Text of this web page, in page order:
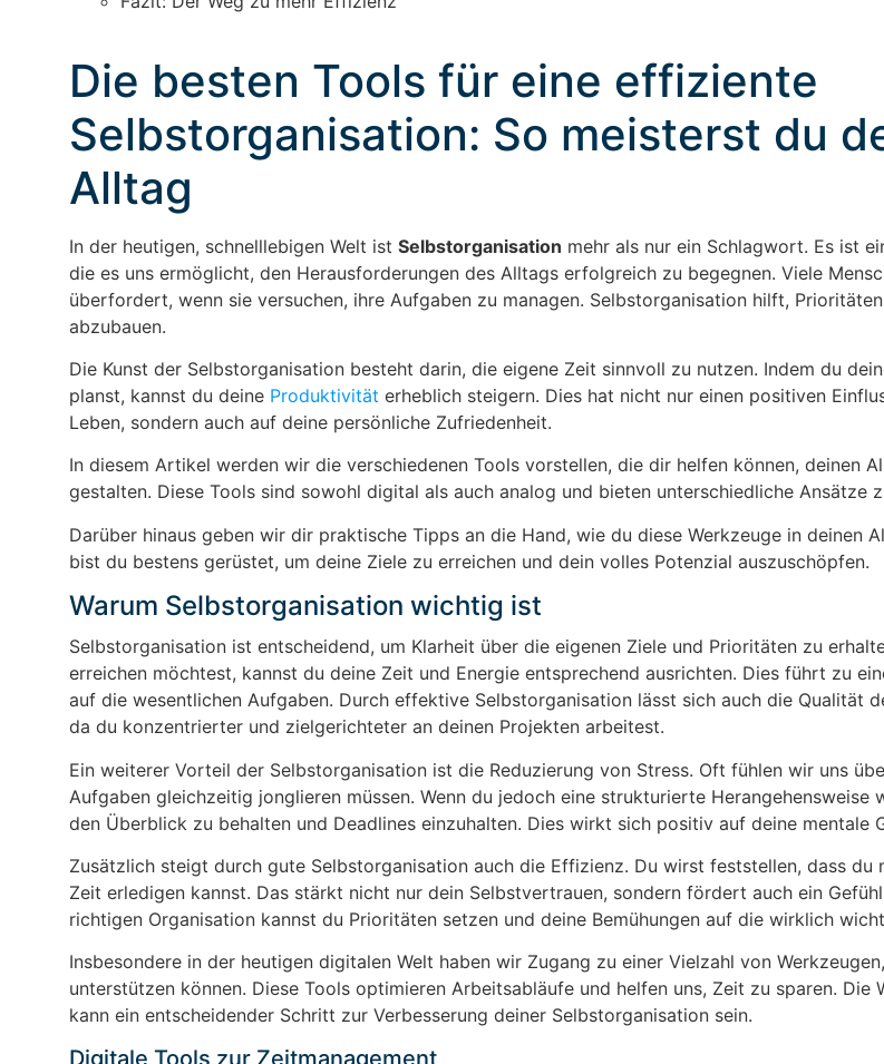
Die besten Tools für eine effiziente
Selbstorganisation: So meisterst du
Alltag
In der heutigen, schnelllebigen Welt ist Selbstorganisation mehr als nur ein Schlagwort. Es ist
die es uns ermöglicht, den Herausforderungen des Alltags erfolgreich zu begegnen. Viele
überfordert, wenn sie versuchen, ihre Aufgaben zu managen. Selbstorganisation hilft,
abzubauen.
Die Kunst der Selbstorganisation besteht darin, die eigene Zeit sinnvoll zu nutzen. Indem du
planst, kannst du deine Produktivität erheblich steigern. Dies hat nicht nur einen positiven
Leben, sondern auch auf deine persönliche Zufriedenheit.
In diesem Artikel werden wir die verschiedenen Tools vorstellen, die dir helfen können, deinen
gestalten. Diese Tools sind sowohl digital als auch analog und bieten unterschiedliche Ansätze
Darüber hinaus geben wir dir praktische Tipps an die Hand, wie du diese Werkzeuge in deinen
bist du bestens gerüstet, um deine Ziele zu erreichen und dein volles Potenzial auszuschöpfen.
Warum Selbstorganisation wichtig ist
Selbstorganisation ist entscheidend, um Klarheit über die eigenen Ziele und Prioritäten zu
erreichen möchtest, kannst du deine Zeit und Energie entsprechend ausrichten. Dies führt zu
auf die wesentlichen Aufgaben. Durch effektive Selbstorganisation lässt sich auch die Qualität
da du konzentrierter und zielgerichteter an deinen Projekten arbeitest.
Ein weiterer Vorteil der Selbstorganisation ist die Reduzierung von Stress. Oft fühlen wir uns
Aufgaben gleichzeitig jonglieren müssen. Wenn du jedoch eine strukturierte Herangehensweise
den Überblick zu behalten und Deadlines einzuhalten. Dies wirkt sich positiv auf deine mentale
Zusätzlich steigt durch gute Selbstorganisation auch die Effizienz. Du wirst feststellen, dass du
Zeit erledigen kannst. Das stärkt nicht nur dein Selbstvertrauen, sondern fördert auch ein
richtigen Organisation kannst du Prioritäten setzen und deine Bemühungen auf die wirklich
Insbesondere in der heutigen digitalen Welt haben wir Zugang zu einer Vielzahl von
unterstützen können. Diese Tools optimieren Arbeitsabläufe und helfen uns, Zeit zu sparen. Die
kann ein entscheidender Schritt zur Verbesserung deiner Selbstorganisation sein.
Digitale Tools zur Zeitmanagement